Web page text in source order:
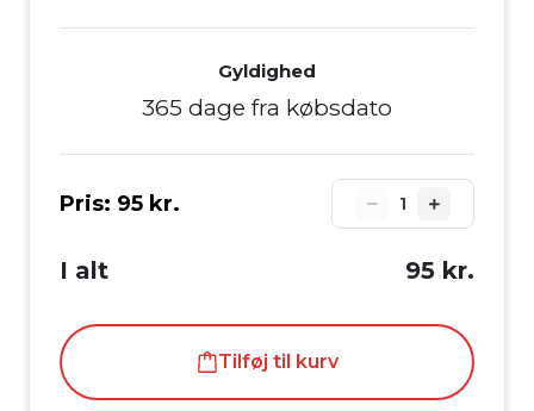
Gyldighed
365 dage fra købsdato
Pris: 95 kr. 1
I alt 95 kr.
Tilføj til kurv